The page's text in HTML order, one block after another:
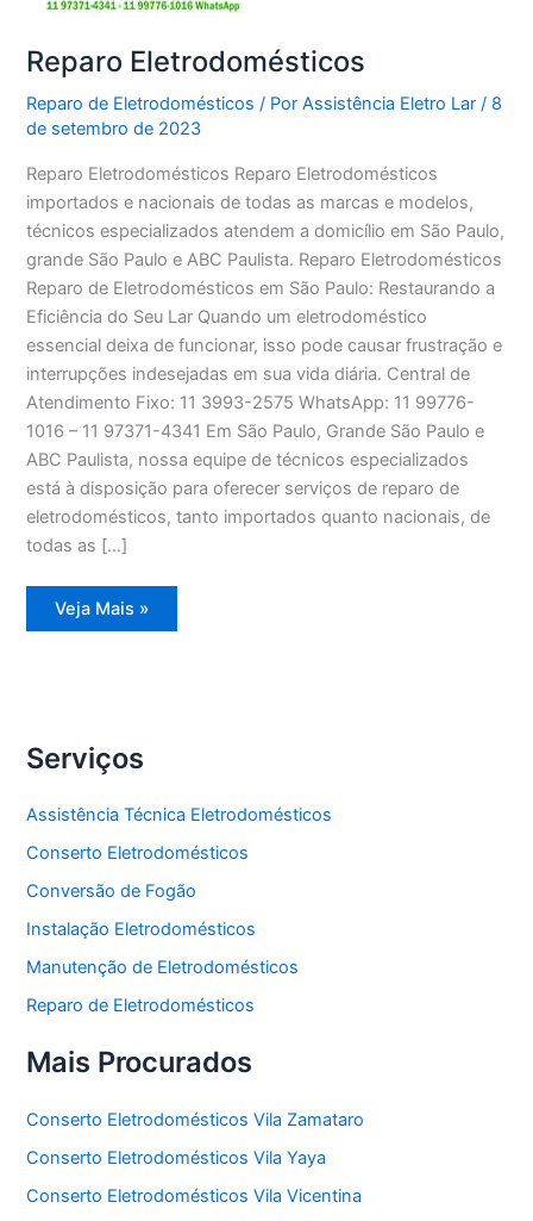
Reparo Eletrodomésticos
Reparo de Eletrodomésticos / PorAssistência Eletro Lar/ 8
de setembro de 2023
Reparo Eletrodomésticos Reparo Eletrodomésticos
importados e nacionais de todas as marcas e modelos,
técnicos especializados atendem a domicílio em São Paulo,
grande São Paulo e ABC Paulista. Reparo Eletrodomésticos
Reparo de Eletrodomésticos em São Paulo: Restaurando a
Eficiência do Seu Lar Quando um eletrodoméstico
essencial deixa de funcionar, isso pode causar frustração e
interrupções indesejadas em sua vida diária. Central de
Atendimento Fixo: 11 3993-2575 WhatsApp: 11 99776-
1016 – 11 97371-4341 Em São Paulo, Grande São Paulo e
ABC Paulista, nossa equipe de técnicos especializados
está à disposição para oferecer serviços de reparo de
eletrodomésticos, tanto importados quanto nacionais, de
todas as […]
Reparo
Eletrodomésticos
Veja Mais »
Serviços
Assistência Técnica Eletrodomésticos
Conserto Eletrodomésticos
Conversão de Fogão
Instalação Eletrodomésticos
Manutenção de Eletrodomésticos
Reparo de Eletrodomésticos
Mais Procurados
Conserto Eletrodomésticos Vila Zamataro
Conserto Eletrodomésticos Vila Yaya
Conserto Eletrodomésticos Vila Vicentina